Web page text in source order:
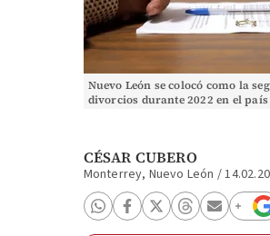
Nuevo León se colocó como la
divorcios durante 2022 en el
CÉSAR CUBERO
Monterrey, Nuevo León /